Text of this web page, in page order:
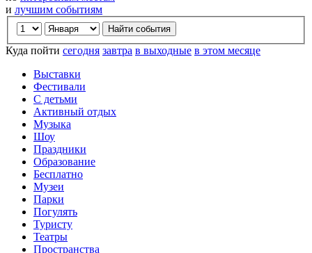
и лучшим событиям
Куда пойти сегодня завтра в выходные в этом месяце
Выставки
Фестивали
С детьми
Активный отдых
Музыка
Шоу
Праздники
Образование
Бесплатно
Музеи
Парки
Погулять
Туристу
Театры
Пространства